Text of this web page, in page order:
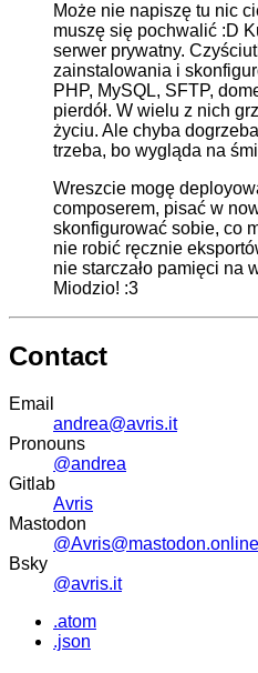
Może nie napiszę tu nic
muszę się pochwalić :D
serwer prywatny.
zainstalowania i
PHP, MySQL, SFTP,
pierdół. W wielu z nich
życiu. Ale chyba
trzeba, bo wygląda na
Wreszcie mogę
composerem, pisać w
skonfigurować sobie, co
nie robić ręcznie
nie starczało pamięci na
Miodzio! :3
Contact
Email
andrea@avris.it
Pronouns
@andrea
Gitlab
Avris
Mastodon
@Avris@mastodon.online
Bsky
@avris.it
.atom
.json